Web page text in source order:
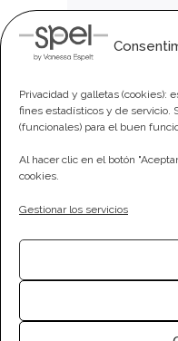
Privacidad y galletas (cookies):
fines estadísticos y de servicio.
(funcionales) para el buen
Al hacer clic en el botón
cookies.
Gestionar los servicios